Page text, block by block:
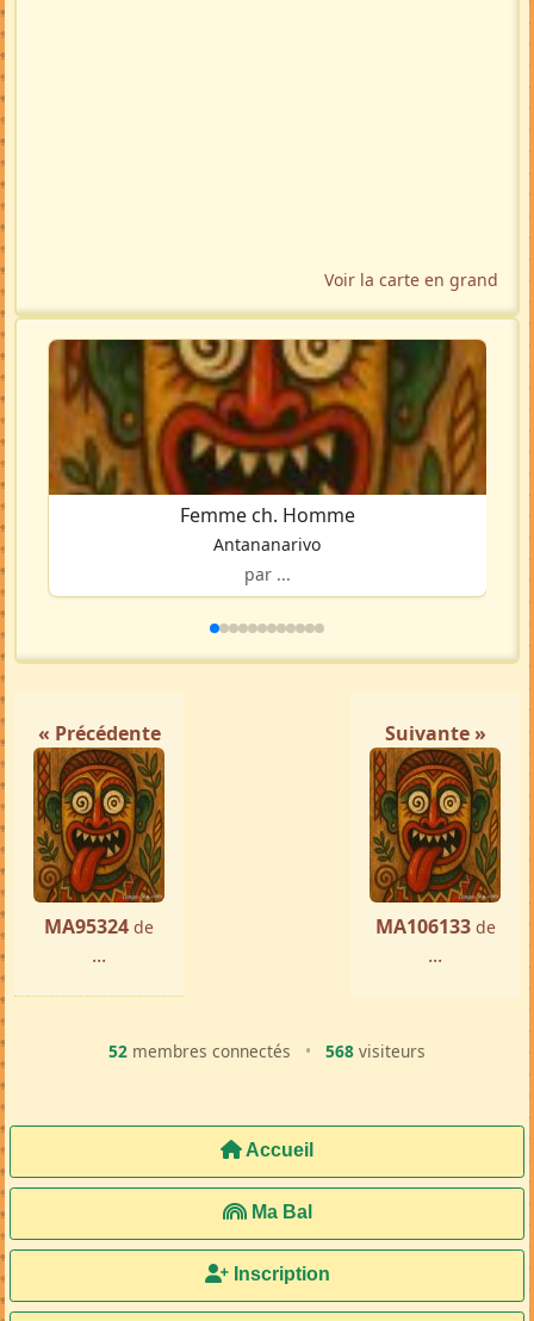
Voir la carte en grand
Femme ch. Homme
Antananarivo
par ...
« Précédente
MA95324 de
...
Suivante »
MA106133 de
...
52 membres connectés • 568 visiteurs
Accueil
Ma Bal
Inscription